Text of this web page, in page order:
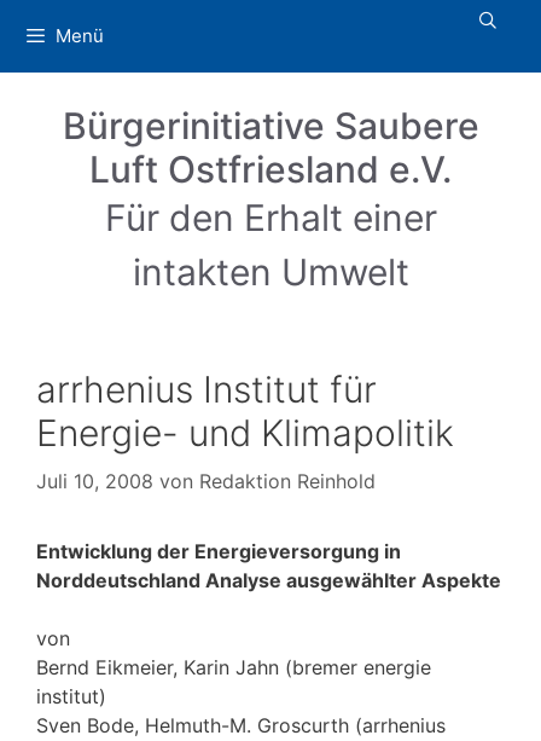
Inhalt
springen
Menü
Bürgerinitiative Saubere
Luft Ostfriesland e.V.
Für den Erhalt einer
intakten Umwelt
arrhenius Institut für
Energie- und Klimapolitik
Juli 10, 2008 von Redaktion Reinhold
Entwicklung der Energieversorgung in
Norddeutschland Analyse ausgewählter Aspekte
von
Bernd Eikmeier, Karin Jahn (bremer energie
institut)
Sven Bode, Helmuth-M. Groscurth (arrhenius